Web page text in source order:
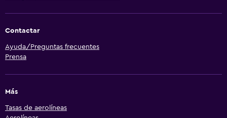
Contactar
Ayuda/Preguntas frecuentes
Prensa
Más
Tasas de aerolíneas